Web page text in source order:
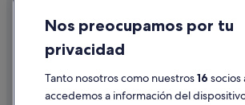
Condiciones de uso
Información legal/contacto
Pautas sobre el contenido y cómo denunciar
Nos preocupamos por tu
privacidad
Tanto nosotros como nuestros16 socios
accedemos a información del